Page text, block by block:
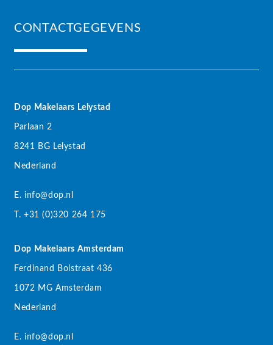
CONTACTGEGEVENS
Dop Makelaars Lelystad
Parlaan 2
8241 BG Lelystad
Nederland
E. info@dop.nl
T. +31 (0)320 264 175
Dop Makelaars Amsterdam
Ferdinand Bolstraat 436
1072 MG Amsterdam
Nederland
E. info@dop.nl